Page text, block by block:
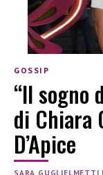
GOSSIP
“Il sogno
di Chiara
D’Apice